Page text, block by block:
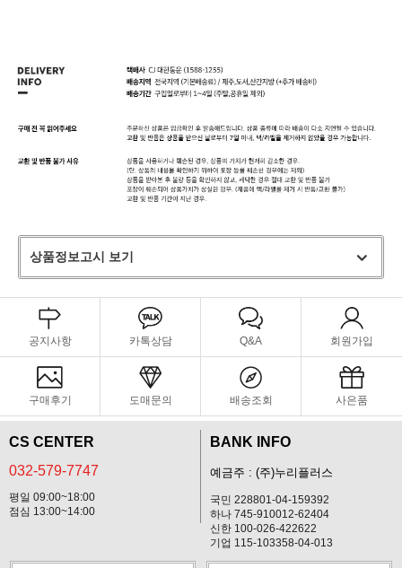
상품정보고시 보기
공지사항 카톡상담 Q&A 회원가입
구매후기 도매문의 배송조회 사은품
CS CENTER
032-579-7747
평일 09:00~18:00
점심 13:00~14:00
BANK INFO
예금주 : (주)누리플러스
국민 228801-04-159392
하나 745-910012-62404
신한 100-026-422622
기업 115-103358-04-013